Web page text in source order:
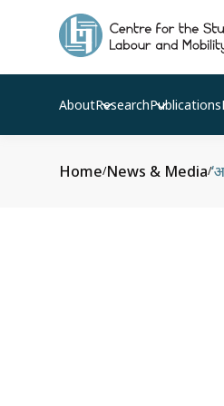
AboutResearchPublications
Home/News & Media/